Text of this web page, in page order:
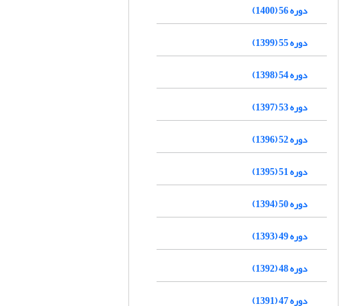
دوره 56 (1400)
دوره 55 (1399)
دوره 54 (1398)
دوره 53 (1397)
دوره 52 (1396)
دوره 51 (1395)
دوره 50 (1394)
دوره 49 (1393)
دوره 48 (1392)
دوره 47 (1391)